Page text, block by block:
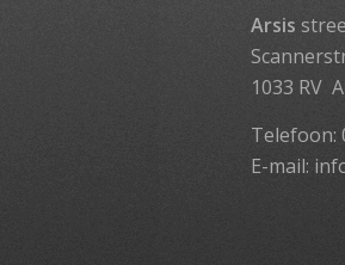
Arsis
1033 RV
Telefoon:
E-mail: